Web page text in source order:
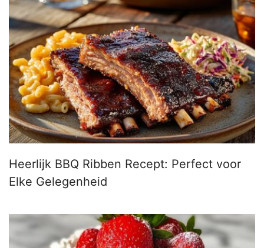
Heerlijk BBQ Ribben Recept: Perfect voor
Elke Gelegenheid